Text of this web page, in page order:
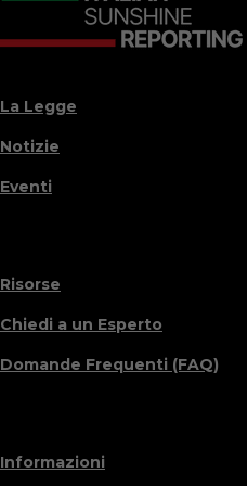
La Legge
Notizie
Eventi
Risorse
Chiedi a un Esperto
Domande Frequenti (FAQ)
Informazioni